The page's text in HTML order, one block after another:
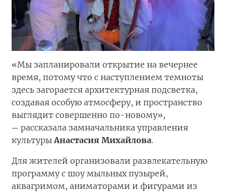
«Мы запланировали открытие на вечернее
время, потому что с наступлением темноты
здесь загорается архитектурная подсветка,
создавая особую атмосферу, и пространство
выглядит совершенно по-новому»,
— рассказала замначальника управления
культурыАнастасия Михайлова.
Для жителей организовали развлекательную
программу с шоу мыльных пузырей,
аквагримом, аниматорами и фигурами из